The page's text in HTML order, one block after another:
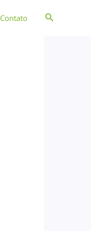
Contato